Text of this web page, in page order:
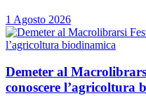
1 Agosto 2026
Demeter al
conoscere l’agricoltura